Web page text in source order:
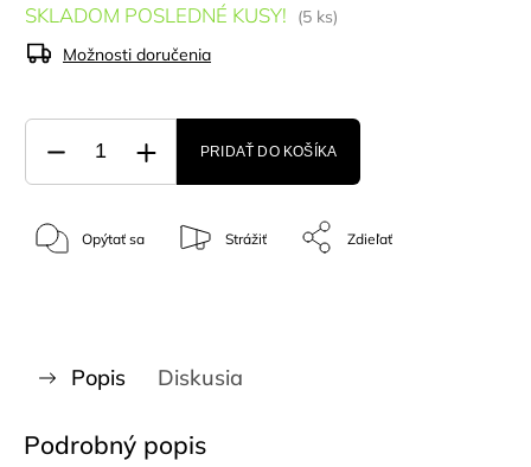
SKLADOM POSLEDNÉ KUSY!
(5 ks)
Možnosti doručenia
PRIDAŤ DO KOŠÍKA
Opýtať sa Strážiť Zdieľať
Popis Diskusia
Podrobný popis